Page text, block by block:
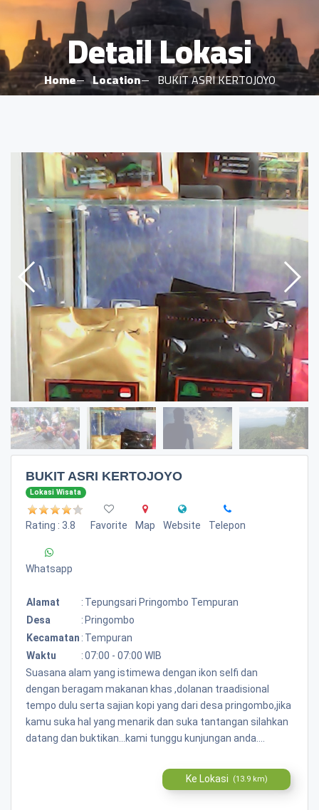
Detail Lokasi
Home Location BUKIT ASRI KERTOJOYO
BUKIT ASRI KERTOJOYO
Lokasi Wisata
Rating : 3.8 Favorite Map Website Telepon
Whatsapp
Alamat : Tepungsari Pringombo Tempuran
Desa
: Pringombo
Kecamatan : Tempuran
Waktu
:07:00 - 07:00 WIB
Suasana alam yang istimewa dengan ikon selfi dan
dengan beragam makanan khas ,dolanan traadisional
tempo dulu serta sajian kopi yang dari desa pringombo,jika
kamu suka hal yang menarik dan suka tantangan silahkan
datang dan buktikan...kami tunggu kunjungan anda....
Ke Lokasi (13.9 km)